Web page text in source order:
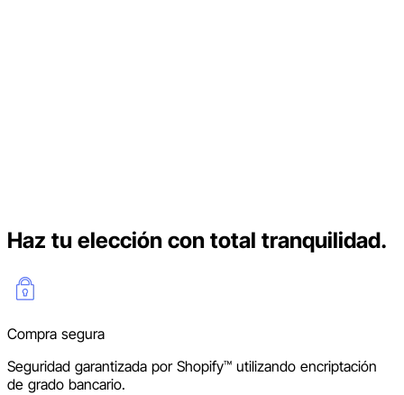
Haz tu elección con total tranquilidad.
Compra segura
Seguridad garantizada por Shopify™ utilizando encriptación
de grado bancario.